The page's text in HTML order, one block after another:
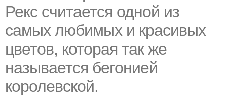
Рекс считается одной из
самых любимых и красивых
цветов, которая так же
называется бегонией
королевской.